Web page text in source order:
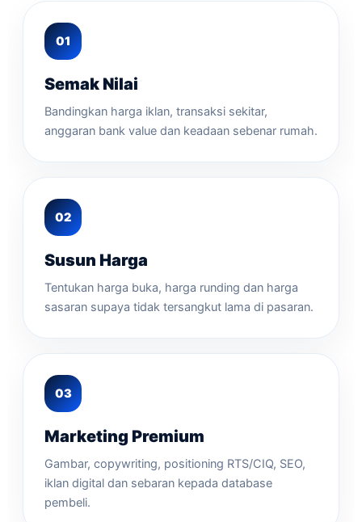
Semak Nilai
Bandingkan harga iklan, transaksi sekitar,
anggaran bank value dan keadaan sebenar rumah.
Susun Harga
Tentukan harga buka, harga runding dan harga
sasaran supaya tidak tersangkut lama di pasaran.
Marketing Premium
Gambar, copywriting, positioning RTS/CIQ, SEO,
iklan digital dan sebaran kepada database
pembeli.